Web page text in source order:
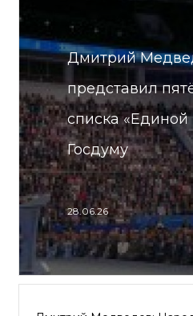
Дмитрий
представил
списка «Единой
Госдуму
28.06.26